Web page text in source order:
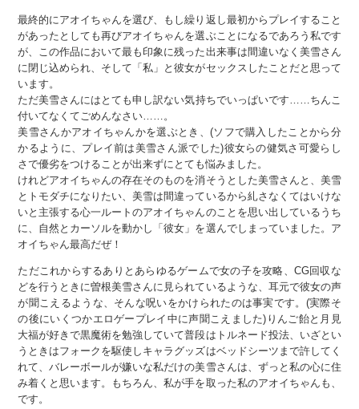
最終的にアオイちゃんを選び、もし繰り返し最初からプレイすること
があったとしても再びアオイちゃんを選ぶことになるであろう私です
が、この作品において最も印象に残った出来事は間違いなく美雪さん
に閉じ込められ、そして「私」と彼女がセックスしたことだと思って
います。
ただ美雪さんにはとても申し訳ない気持ちでいっぱいです……ちんこ
付いてなくてごめんなさい……。
美雪さんかアオイちゃんかを選ぶとき、(ソフで購入したことから分
かるように、プレイ前は美雪さん派でした)彼女らの健気さ可愛らし
さで優劣をつけることが出来ずにとても悩みました。
けれどアオイちゃんの存在そのものを消そうとした美雪さんと、美雪
とトモダチになりたい、美雪は間違っているから糺さなくてはいけな
いと主張する心一ルートのアオイちゃんのことを思い出しているうち
に、自然とカーソルを動かし「彼女」を選んでしまっていました。ア
オイちゃん最高だぜ！
ただこれからするありとあらゆるゲームで女の子を攻略、CG回収な
どを行うときに曽根美雪さんに見られているような、耳元で彼女の声
が聞こえるような、そんな呪いをかけられたのは事実です。(実際そ
の後にいくつかエロゲープレイ中に声聞こえました)りんご飴と月見
大福が好きで黒魔術を勉強していて普段はトルネード投法、いざとい
うときはフォークを駆使しキャラグッズはベッドシーツまで許してく
れて、バレーボールが嫌いな私だけの美雪さんは、ずっと私の心に住
み着くと思います。もちろん、私が手を取った私のアオイちゃんも、
です。